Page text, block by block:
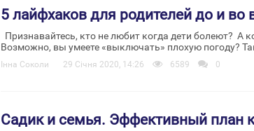
5 лайфхаков для родителей до и во
Признавайтесь, кто не любит когда дети болеют? А
Возможно, вы умеете «выключать» плохую погоду?
Інна Соколи 29 Січня 2020, 14:26 6589 0
Садик и семья. Эффективный план